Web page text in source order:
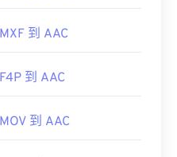
MXF 到 AAC
F4P 到 AAC
MOV 到 AAC